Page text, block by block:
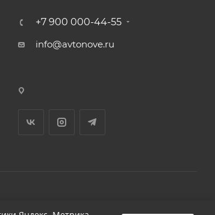
+7 900 000-44-55
info@avtonove.ru
Разработано в KAPUSTA LAB